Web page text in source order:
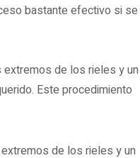
bastante efectivo si se
de los rieles y un
Este procedimiento